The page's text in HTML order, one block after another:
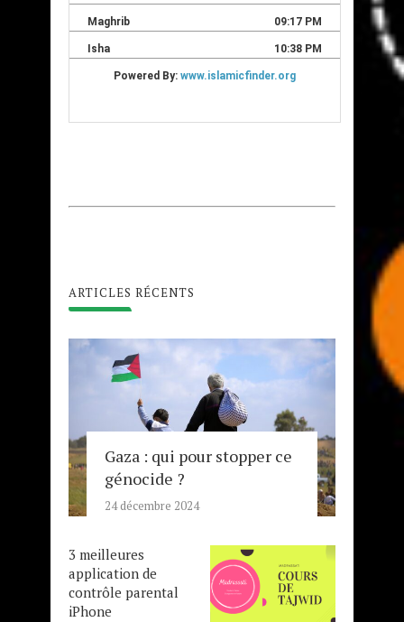
ARTICLES RÉCENTS
Gaza : qui pour stopper ce
génocide ?
24 décembre 2024
3 meilleures
application de
contrôle parental
iPhone